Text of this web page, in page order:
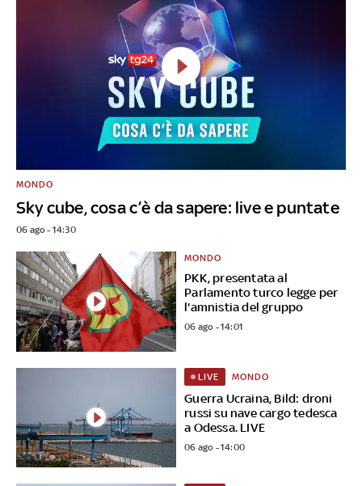
Sky cube, cosa c’è da sapere: live e puntate
MONDO
06 ago - 14:30
PKK, presentata al
Parlamento turco legge per
l'amnistia del gruppo
MONDO
06 ago - 14:01
Guerra Ucraina, Bild: droni
russi su nave cargo tedesca
a Odessa. LIVE
LIVE MONDO
06 ago - 14:00